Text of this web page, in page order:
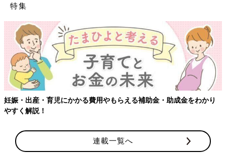
特集
妊娠・出産・育児にかかる費用やもらえる補助金・助成金をわかり
やすく解説！
連載一覧へ